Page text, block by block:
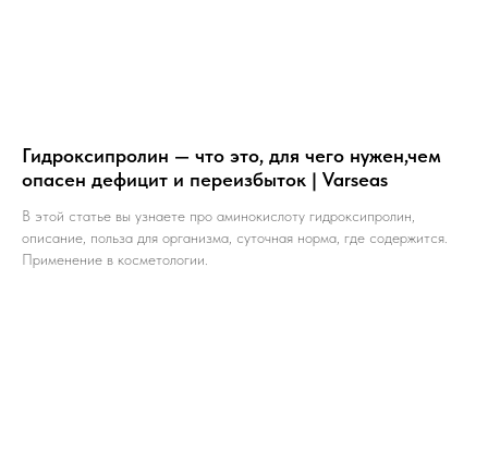
Гидроксипролин — что это, для чего нужен,чем
опасен дефицит и переизбыток | Varseas
В этой статье вы узнаете про аминокислоту гидроксипролин,
описание, польза для организма, суточная норма, где содержится.
Применение в косметологии.